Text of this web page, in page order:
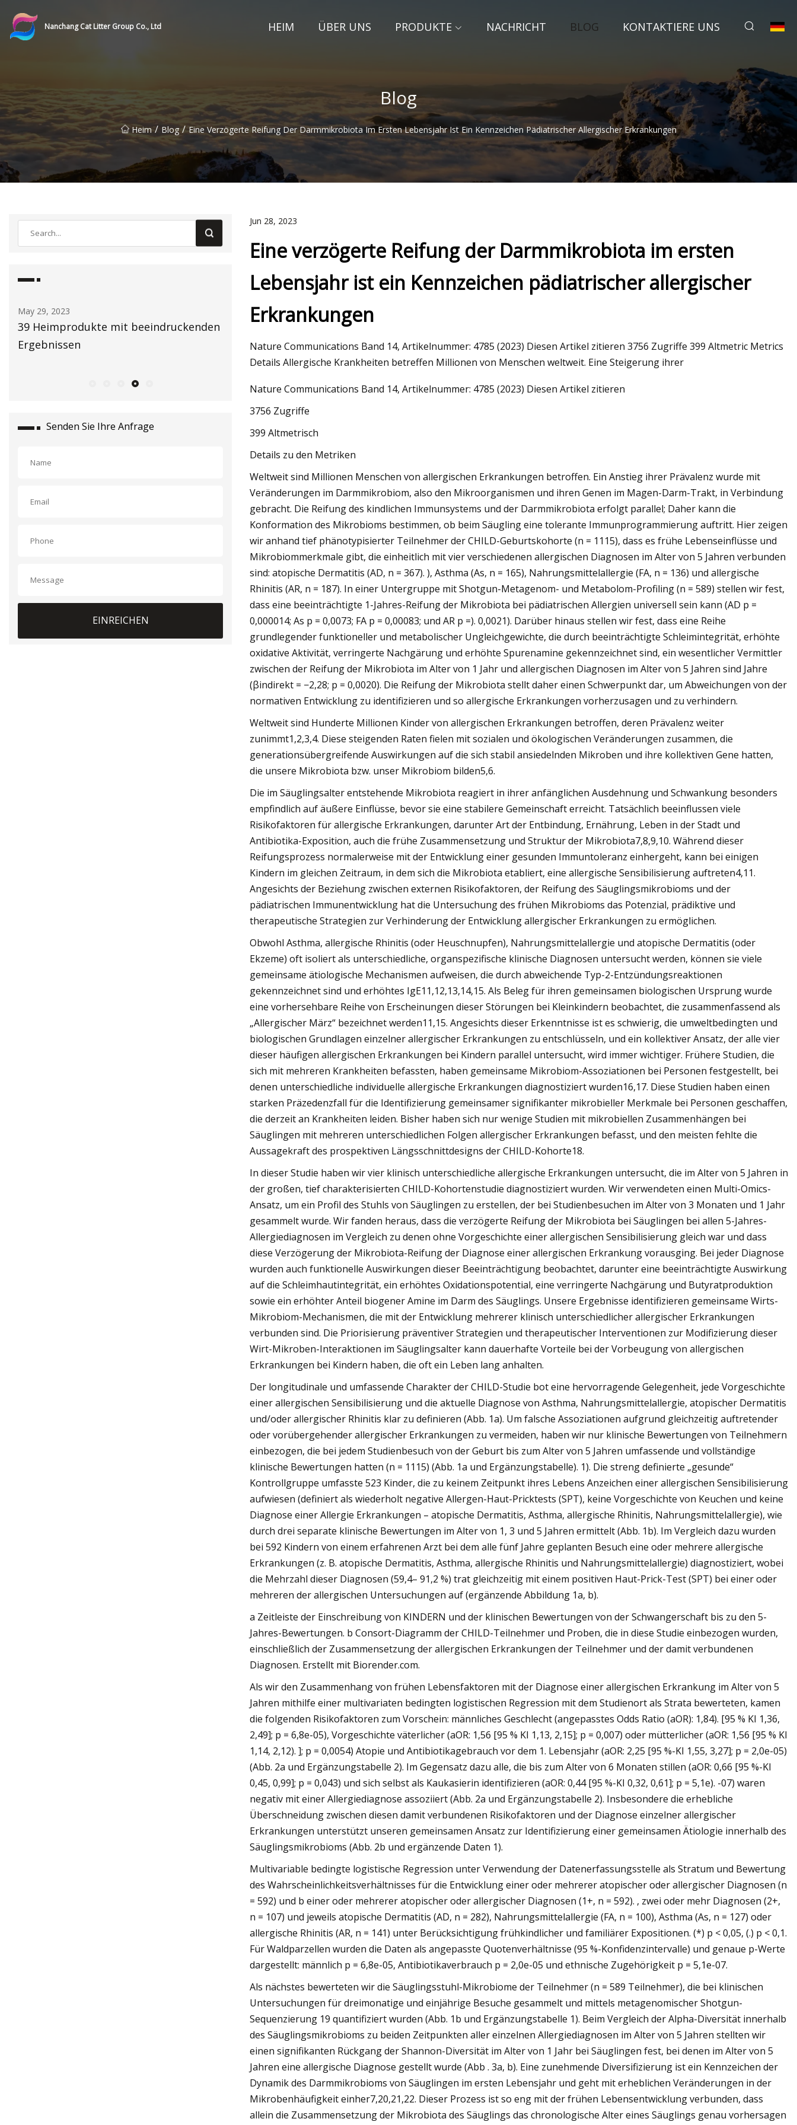
Nanchang Cat Litter Group Co., Ltd HEIM ÜBER UNS PRODUKTE NACHRICHT BLOG KONTAKTIERE UNS
Blog
Heim / Blog / Eine Verzögerte Reifung Der Darmmikrobiota Im Ersten Lebensjahr Ist Ein Kennzeichen Pädiatrischer Allergischer Erkrankungen
May 30, 2023
Polizeiberichte
May 26, 2023
Die 10 besten Windeln für Hunde: Vom
Töpfchentraining bis zum Seniorenjahr
Senden Sie Ihre Anfrage
EINREICHEN
Jun 28, 2023
Eine verzögerte Reifung der Darmmikrobiota im ersten
Lebensjahr ist ein Kennzeichen pädiatrischer allergischer
Erkrankungen
Nature Communications Band 14, Artikelnummer: 4785 (2023) Diesen Artikel zitieren 3756 Zugriffe 399 Altmetric Metrics
Details Allergische Krankheiten betreffen Millionen von Menschen weltweit. Eine Steigerung ihrer
Nature Communications Band 14, Artikelnummer: 4785 (2023) Diesen Artikel zitieren
3756 Zugriffe
399 Altmetrisch
Details zu den Metriken
Weltweit sind Millionen Menschen von allergischen Erkrankungen betroffen. Ein Anstieg ihrer Prävalenz wurde mit
Veränderungen im Darmmikrobiom, also den Mikroorganismen und ihren Genen im Magen-Darm-Trakt, in Verbindung
gebracht. Die Reifung des kindlichen Immunsystems und der Darmmikrobiota erfolgt parallel; Daher kann die
Konformation des Mikrobioms bestimmen, ob beim Säugling eine tolerante Immunprogrammierung auftritt. Hier zeigen
wir anhand tief phänotypisierter Teilnehmer der CHILD-Geburtskohorte (n = 1115), dass es frühe Lebenseinflüsse und
Mikrobiommerkmale gibt, die einheitlich mit vier verschiedenen allergischen Diagnosen im Alter von 5 Jahren verbunden
sind: atopische Dermatitis (AD, n = 367). ), Asthma (As, n = 165), Nahrungsmittelallergie (FA, n = 136) und allergische
Rhinitis (AR, n = 187). In einer Untergruppe mit Shotgun-Metagenom- und Metabolom-Profiling (n = 589) stellen wir fest,
dass eine beeinträchtigte 1-Jahres-Reifung der Mikrobiota bei pädiatrischen Allergien universell sein kann (AD p =
0,000014; As p = 0,0073; FA p = 0,00083; und AR p =). 0,0021). Darüber hinaus stellen wir fest, dass eine Reihe
grundlegender funktioneller und metabolischer Ungleichgewichte, die durch beeinträchtigte Schleimintegrität, erhöhte
oxidative Aktivität, verringerte Nachgärung und erhöhte Spurenamine gekennzeichnet sind, ein wesentlicher Vermittler
zwischen der Reifung der Mikrobiota im Alter von 1 Jahr und allergischen Diagnosen im Alter von 5 Jahren sind Jahre
(βindirekt = −2,28; p = 0,0020). Die Reifung der Mikrobiota stellt daher einen Schwerpunkt dar, um Abweichungen von der
normativen Entwicklung zu identifizieren und so allergische Erkrankungen vorherzusagen und zu verhindern.
Weltweit sind Hunderte Millionen Kinder von allergischen Erkrankungen betroffen, deren Prävalenz weiter
zunimmt1,2,3,4. Diese steigenden Raten fielen mit sozialen und ökologischen Veränderungen zusammen, die
generationsübergreifende Auswirkungen auf die sich stabil ansiedelnden Mikroben und ihre kollektiven Gene hatten,
die unsere Mikrobiota bzw. unser Mikrobiom bilden5,6.
Die im Säuglingsalter entstehende Mikrobiota reagiert in ihrer anfänglichen Ausdehnung und Schwankung besonders
empfindlich auf äußere Einflüsse, bevor sie eine stabilere Gemeinschaft erreicht. Tatsächlich beeinflussen viele
Risikofaktoren für allergische Erkrankungen, darunter Art der Entbindung, Ernährung, Leben in der Stadt und
Antibiotika-Exposition, auch die frühe Zusammensetzung und Struktur der Mikrobiota7,8,9,10. Während dieser
Reifungsprozess normalerweise mit der Entwicklung einer gesunden Immuntoleranz einhergeht, kann bei einigen
Kindern im gleichen Zeitraum, in dem sich die Mikrobiota etabliert, eine allergische Sensibilisierung auftreten4,11.
Angesichts der Beziehung zwischen externen Risikofaktoren, der Reifung des Säuglingsmikrobioms und der
pädiatrischen Immunentwicklung hat die Untersuchung des frühen Mikrobioms das Potenzial, prädiktive und
therapeutische Strategien zur Verhinderung der Entwicklung allergischer Erkrankungen zu ermöglichen.
Obwohl Asthma, allergische Rhinitis (oder Heuschnupfen), Nahrungsmittelallergie und atopische Dermatitis (oder
Ekzeme) oft isoliert als unterschiedliche, organspezifische klinische Diagnosen untersucht werden, können sie viele
gemeinsame ätiologische Mechanismen aufweisen, die durch abweichende Typ-2-Entzündungsreaktionen
gekennzeichnet sind und erhöhtes IgE11,12,13,14,15. Als Beleg für ihren gemeinsamen biologischen Ursprung wurde
eine vorhersehbare Reihe von Erscheinungen dieser Störungen bei Kleinkindern beobachtet, die zusammenfassend als
„Allergischer März“ bezeichnet werden11,15. Angesichts dieser Erkenntnisse ist es schwierig, die umweltbedingten und
biologischen Grundlagen einzelner allergischer Erkrankungen zu entschlüsseln, und ein kollektiver Ansatz, der alle vier
dieser häufigen allergischen Erkrankungen bei Kindern parallel untersucht, wird immer wichtiger. Frühere Studien, die
sich mit mehreren Krankheiten befassten, haben gemeinsame Mikrobiom-Assoziationen bei Personen festgestellt, bei
denen unterschiedliche individuelle allergische Erkrankungen diagnostiziert wurden16,17. Diese Studien haben einen
starken Präzedenzfall für die Identifizierung gemeinsamer signifikanter mikrobieller Merkmale bei Personen geschaffen,
die derzeit an Krankheiten leiden. Bisher haben sich nur wenige Studien mit mikrobiellen Zusammenhängen bei
Säuglingen mit mehreren unterschiedlichen Folgen allergischer Erkrankungen befasst, und den meisten fehlte die
Aussagekraft des prospektiven Längsschnittdesigns der CHILD-Kohorte18.
In dieser Studie haben wir vier klinisch unterschiedliche allergische Erkrankungen untersucht, die im Alter von 5 Jahren in
der großen, tief charakterisierten CHILD-Kohortenstudie diagnostiziert wurden. Wir verwendeten einen Multi-Omics-
Ansatz, um ein Profil des Stuhls von Säuglingen zu erstellen, der bei Studienbesuchen im Alter von 3 Monaten und 1 Jahr
gesammelt wurde. Wir fanden heraus, dass die verzögerte Reifung der Mikrobiota bei Säuglingen bei allen 5-Jahres-
Allergiediagnosen im Vergleich zu denen ohne Vorgeschichte einer allergischen Sensibilisierung gleich war und dass
diese Verzögerung der Mikrobiota-Reifung der Diagnose einer allergischen Erkrankung vorausging. Bei jeder Diagnose
wurden auch funktionelle Auswirkungen dieser Beeinträchtigung beobachtet, darunter eine beeinträchtigte Auswirkung
auf die Schleimhautintegrität, ein erhöhtes Oxidationspotential, eine verringerte Nachgärung und Butyratproduktion
sowie ein erhöhter Anteil biogener Amine im Darm des Säuglings. Unsere Ergebnisse identifizieren gemeinsame Wirts-
Mikrobiom-Mechanismen, die mit der Entwicklung mehrerer klinisch unterschiedlicher allergischer Erkrankungen
verbunden sind. Die Priorisierung präventiver Strategien und therapeutischer Interventionen zur Modifizierung dieser
Wirt-Mikroben-Interaktionen im Säuglingsalter kann dauerhafte Vorteile bei der Vorbeugung von allergischen
Erkrankungen bei Kindern haben, die oft ein Leben lang anhalten.
Der longitudinale und umfassende Charakter der CHILD-Studie bot eine hervorragende Gelegenheit, jede Vorgeschichte
einer allergischen Sensibilisierung und die aktuelle Diagnose von Asthma, Nahrungsmittelallergie, atopischer Dermatitis
und/oder allergischer Rhinitis klar zu definieren (Abb. 1a). Um falsche Assoziationen aufgrund gleichzeitig auftretender
oder vorübergehender allergischer Erkrankungen zu vermeiden, haben wir nur klinische Bewertungen von Teilnehmern
einbezogen, die bei jedem Studienbesuch von der Geburt bis zum Alter von 5 Jahren umfassende und vollständige
klinische Bewertungen hatten (n = 1115) (Abb. 1a und Ergänzungstabelle). 1). Die streng definierte „gesunde“
Kontrollgruppe umfasste 523 Kinder, die zu keinem Zeitpunkt ihres Lebens Anzeichen einer allergischen Sensibilisierung
aufwiesen (definiert als wiederholt negative Allergen-Haut-Pricktests (SPT), keine Vorgeschichte von Keuchen und keine
Diagnose einer Allergie Erkrankungen – atopische Dermatitis, Asthma, allergische Rhinitis, Nahrungsmittelallergie), wie
durch drei separate klinische Bewertungen im Alter von 1, 3 und 5 Jahren ermittelt (Abb. 1b). Im Vergleich dazu wurden
bei 592 Kindern von einem erfahrenen Arzt bei dem alle fünf Jahre geplanten Besuch eine oder mehrere allergische
Erkrankungen (z. B. atopische Dermatitis, Asthma, allergische Rhinitis und Nahrungsmittelallergie) diagnostiziert, wobei
die Mehrzahl dieser Diagnosen (59,4– 91,2 %) trat gleichzeitig mit einem positiven Haut-Prick-Test (SPT) bei einer oder
mehreren der allergischen Untersuchungen auf (ergänzende Abbildung 1a, b).
a Zeitleiste der Einschreibung von KINDERN und der klinischen Bewertungen von der Schwangerschaft bis zu den 5-
Jahres-Bewertungen. b Consort-Diagramm der CHILD-Teilnehmer und Proben, die in diese Studie einbezogen wurden,
einschließlich der Zusammensetzung der allergischen Erkrankungen der Teilnehmer und der damit verbundenen
Diagnosen. Erstellt mit Biorender.com.
Als wir den Zusammenhang von frühen Lebensfaktoren mit der Diagnose einer allergischen Erkrankung im Alter von 5
Jahren mithilfe einer multivariaten bedingten logistischen Regression mit dem Studienort als Strata bewerteten, kamen
die folgenden Risikofaktoren zum Vorschein: männliches Geschlecht (angepasstes Odds Ratio (aOR): 1,84). [95 % KI 1,36,
2,49]; p = 6,8e-05), Vorgeschichte väterlicher (aOR: 1,56 [95 % KI 1,13, 2,15]; p = 0,007) oder mütterlicher (aOR: 1,56 [95 % KI
1,14, 2,12). ]; p = 0,0054) Atopie und Antibiotikagebrauch vor dem 1. Lebensjahr (aOR: 2,25 [95 %-KI 1,55, 3,27]; p = 2,0e-05)
(Abb. 2a und Ergänzungstabelle 2). Im Gegensatz dazu alle, die bis zum Alter von 6 Monaten stillen (aOR: 0,66 [95 %-KI
0,45, 0,99]; p = 0,043) und sich selbst als Kaukasierin identifizieren (aOR: 0,44 [95 %-KI 0,32, 0,61]; p = 5,1e). -07) waren
negativ mit einer Allergiediagnose assoziiert (Abb. 2a und Ergänzungstabelle 2). Insbesondere die erhebliche
Überschneidung zwischen diesen damit verbundenen Risikofaktoren und der Diagnose einzelner allergischer
Erkrankungen unterstützt unseren gemeinsamen Ansatz zur Identifizierung einer gemeinsamen Ätiologie innerhalb des
Säuglingsmikrobioms (Abb. 2b und ergänzende Daten 1).
Multivariable bedingte logistische Regression unter Verwendung der Datenerfassungsstelle als Stratum und Bewertung
des Wahrscheinlichkeitsverhältnisses für die Entwicklung einer oder mehrerer atopischer oder allergischer Diagnosen (n
= 592) und b einer oder mehrerer atopischer oder allergischer Diagnosen (1+, n = 592). , zwei oder mehr Diagnosen (2+,
n = 107) und jeweils atopische Dermatitis (AD, n = 282), Nahrungsmittelallergie (FA, n = 100), Asthma (As, n = 127) oder
allergische Rhinitis (AR, n = 141) unter Berücksichtigung frühkindlicher und familiärer Expositionen. (*) p < 0,05, (.) p < 0,1.
Für Waldparzellen wurden die Daten als angepasste Quotenverhältnisse (95 %-Konfidenzintervalle) und genaue p-Werte
dargestellt: männlich p = 6,8e-05, Antibiotikaverbrauch p = 2,0e-05 und ethnische Zugehörigkeit p = 5,1e-07.
Als nächstes bewerteten wir die Säuglingsstuhl-Mikrobiome der Teilnehmer (n = 589 Teilnehmer), die bei klinischen
Untersuchungen für dreimonatige und einjährige Besuche gesammelt und mittels metagenomischer Shotgun-
Sequenzierung 19 quantifiziert wurden (Abb. 1b und Ergänzungstabelle 1). Beim Vergleich der Alpha-Diversität innerhalb
des Säuglingsmikrobioms zu beiden Zeitpunkten aller einzelnen Allergiediagnosen im Alter von 5 Jahren stellten wir
einen signifikanten Rückgang der Shannon-Diversität im Alter von 1 Jahr bei Säuglingen fest, bei denen im Alter von 5
Jahren eine allergische Diagnose gestellt wurde (Abb . 3a, b). Eine zunehmende Diversifizierung ist ein Kennzeichen der
Dynamik des Darmmikrobioms von Säuglingen im ersten Lebensjahr und geht mit erheblichen Veränderungen in der
Mikrobenhäufigkeit einher7,20,21,22. Dieser Prozess ist so eng mit der frühen Lebensentwicklung verbunden, dass
allein die Zusammensetzung der Mikrobiota des Säuglings das chronologische Alter eines Säuglings genau vorhersagen